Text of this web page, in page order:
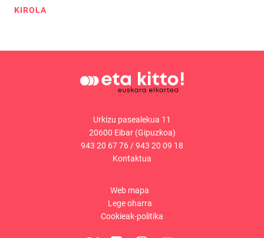
KIROLA
Urkizu pasealekua 11
20600 Eibar (Gipuzkoa)
943 20 67 76/943 20 09 18
Kontaktua
Web mapa
Lege oharra
Cookieak-politika